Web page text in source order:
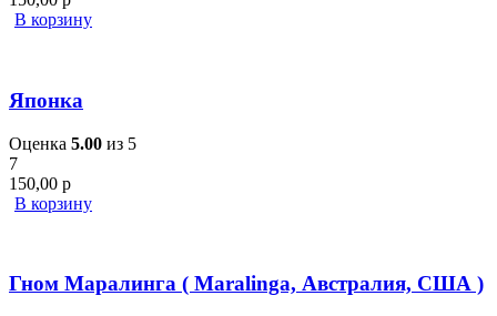
В корзину
Японка
Оценка 5.00 из 5
7
150,00 р
В корзину
Гном Маралинга ( Maralinga, Австралия, США )